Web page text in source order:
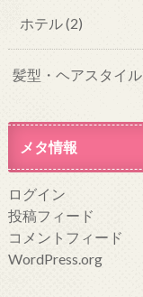
ホテル(2)
髪型・ヘアスタイル
メタ情報
ログイン
投稿フィード
コメントフィード
WordPress.org